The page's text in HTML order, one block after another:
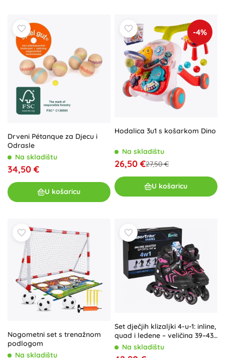
Drveni Pétanque za Djecu i
Odrasle
Na skladištu
34,50 €
U košaricu
-4%
Hodalica 3u1 s košarkom Dino
Na skladištu
26,50 €27,50 €
U košaricu
Nogometni set s trenažnom
podlogom
Na skladištu
Set dječjih klizaljki 4-u-1: inline,
quad i ledene – veličina 39–43
– Ružičasta
Na skladištu